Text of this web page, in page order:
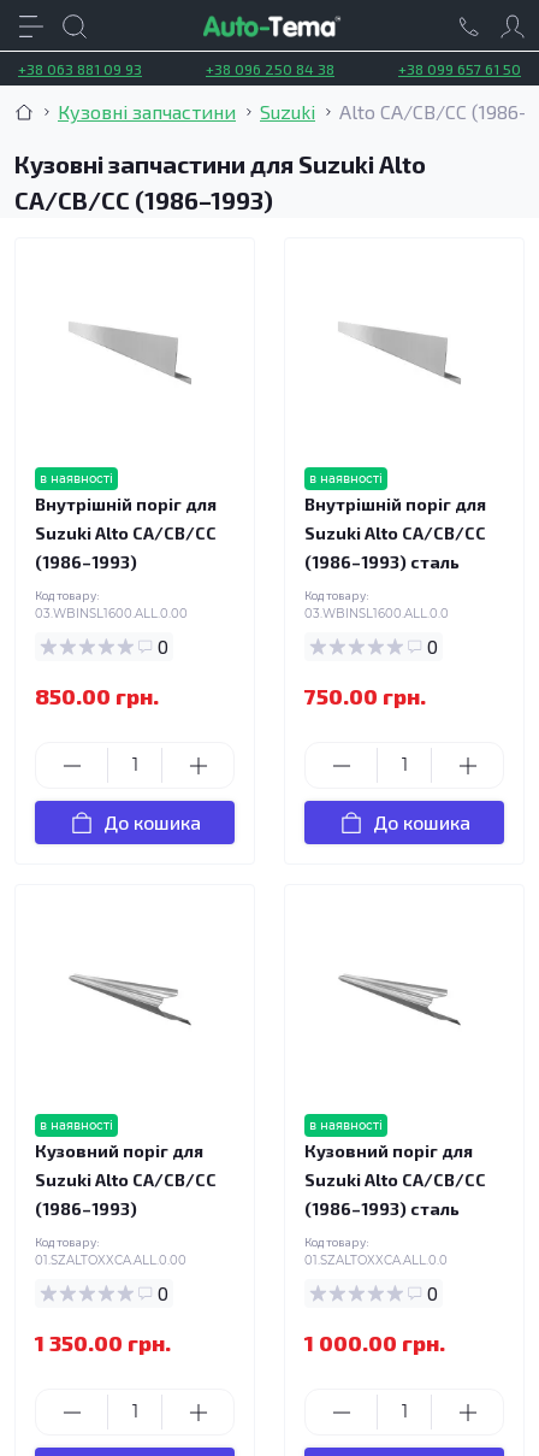
+38 063 881 09 93 +38 096 250 84 38 +38 099 657 61 50
Кузовні запчастини Suzuki Alto CA/CB/CC
Кузовні запчастини для Suzuki Alto
CA/CB/CC (1986–1993)
в наявності
Внутрішній поріг для
Suzuki Alto CA/CB/CC
(1986–1993)
Код товару:
03.WBINSL1600.ALL.0.00
0
850.00 грн.
До кошика
в наявності
Внутрішній поріг для
Suzuki Alto CA/CB/CC
(1986–1993) сталь
Код товару:
03.WBINSL1600.ALL.0.0
0
750.00 грн.
До кошика
в наявності
Кузовний поріг для
Suzuki Alto CA/CB/CC
(1986–1993)
Код товару:
01.SZALTOXXCA.ALL.0.00
0
1 350.00 грн.
в наявності
Кузовний поріг для
Suzuki Alto CA/CB/CC
(1986–1993) сталь
Код товару:
01.SZALTOXXCA.ALL.0.0
0
1 000.00 грн.